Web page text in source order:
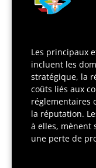
Les principaux
incluent les
stratégique, la
coûts liés aux
réglementaires
la réputation.
à elles, mènent
une perte de